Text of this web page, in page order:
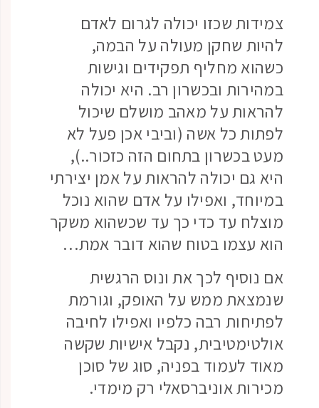
צמידות שכזו יכולה לגרום לאדם
להיות שחקן מעולה על הבמה,
כשהוא מחליף תפקידים וגישות
במהירות ובכשרון רב. היא יכולה
להראות על מאהב מושלם שיכול
לפתות כל אשה (וביבי אכן פעל לא
מעט בכשרון בתחום הזה כזכור..),
היא גם יכולה להראות על אמן יצירתי
במיוחד, ואפילו על אדם שהוא נוכל
מוצלח עד כדי כך עד שכשהוא משקר
הוא עצמו בטוח שהוא דובר אמת…
אם נוסיף לכך את ונוס הרגשית
שנמצאת ממש על האופק, וגורמת
לפתיחות רבה כלפיו ואפילו לחיבה
אולטימטיבית, נקבל אישיות שקשה
מאוד לעמוד בפניה, סוג של סוכן
מכירות אוניברסאלי רק מימדי.